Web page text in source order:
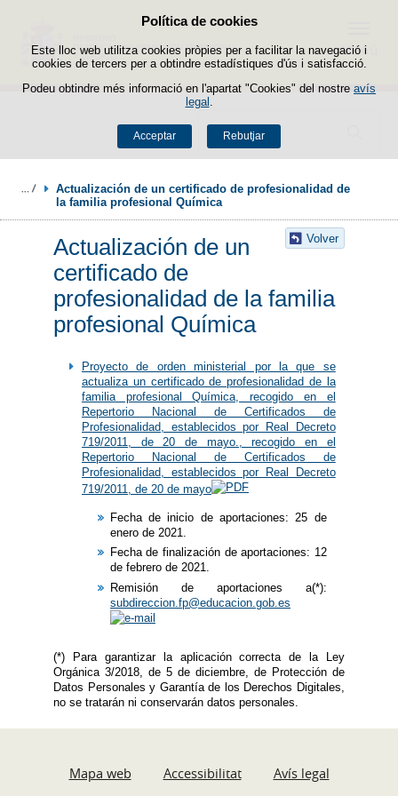
Política de cookies
Este lloc web utilitza cookies pròpies per a facilitar la navegació i
cookies de tercers per a obtindre estadístiques d'ús i satisfacció.
Podeu obtindre més informació en l'apartat "Cookies" del nostre avís
legal
Acceptar Rebutjar
Passar al contingut
Buscador
Menú
Actualización de un certificado de profesionalidad de
la familia profesional Química
Volver
Actualización de un
certificado de
profesionalidad de la familia
profesional Química
Proyecto de orden ministerial por la que se
actualiza un certificado de profesionalidad de la
familia profesional Química, recogido en el
Repertorio Nacional de Certificados de
Profesionalidad, establecidos por Real Decreto
719/2011, de 20 de mayo., recogido en el
Repertorio Nacional de Certificados de
Profesionalidad, establecidos por Real Decreto
719/2011, de 20 de mayo
Fecha de inicio de aportaciones: 25 de
enero de 2021.
Fecha de finalización de aportaciones: 12
de febrero de 2021.
Remisión de aportaciones a(*):
subdireccion.fp@educacion.gob.es
(*) Para garantizar la aplicación correcta de la Ley
Orgánica 3/2018, de 5 de diciembre, de Protección de
Datos Personales y Garantía de los Derechos Digitales,
no se tratarán ni conservarán datos personales.
Mapa web Accessibilitat Avís legal